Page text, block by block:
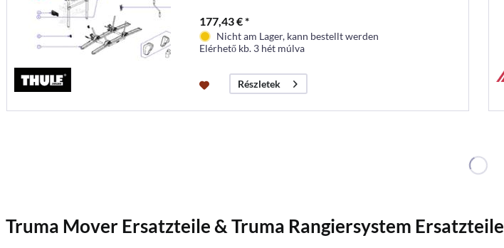
177,43 € *
Nicht am Lager, kann bestellt werden
Elérhető kb. 3 hét múlva
Részletek
Truma Mover Ersatzteile & Truma Rangiersystem Ersatzteile